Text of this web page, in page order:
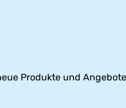
Produkte und